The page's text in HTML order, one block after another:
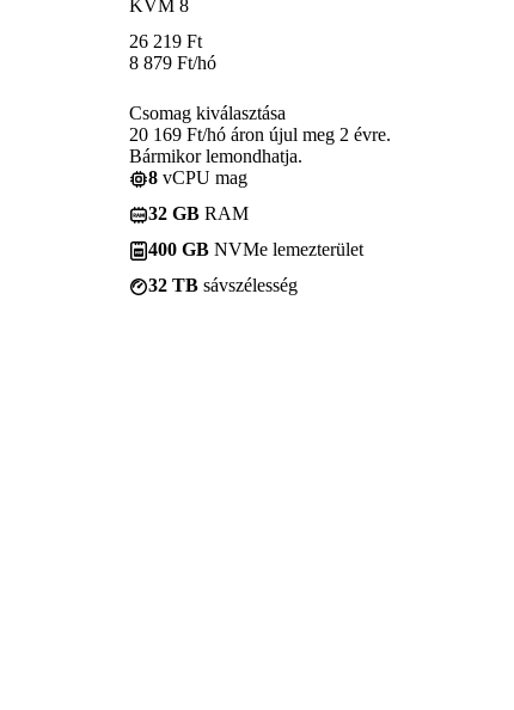
KVM 8
26 219 Ft
8 879 Ft/hó
Csomag kiválasztása
20 169 Ft/hó áron újul meg 2 évre.
Bármikor lemondhatja.
8 vCPU mag
32 GB RAM
400 GB NVMe lemezterület
32 TB sávszélesség